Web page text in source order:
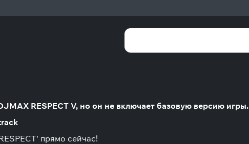
RESPECT V, но он не включает базовую версию игры.
прямо сейчас!